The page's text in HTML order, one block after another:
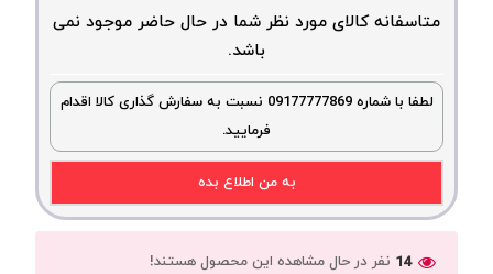
متاسفانه کالای مورد نظر شما در حال حاضر موجود نمی
باشد.
لطفا با شماره 09177777869 نسبت به سفارش گذاری کالا اقدام
فرمایید.
به من اطلاع بده
14 نفر در حال مشاهده این محصول هستند!